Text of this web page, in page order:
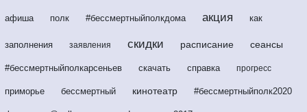
афиша полк #бессмертныйполкдома акция как
заполнения заявления скидки расписание сеансы
#бессмертныйполкарсеньев скачать справка прогресс
приморье бессмертный кинотеатр #бессмертныйполк2020